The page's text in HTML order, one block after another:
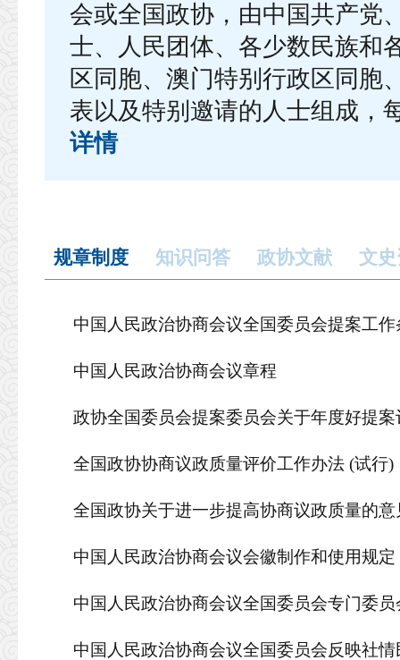
会或全国政协，由中国共产党
士、人民团体、各少数民族和
区同胞、澳门特别行政区同胞
表以及特别邀请的人士组成，
详情
规章制度 知识问答 政协文献 文
中国人民政治协商会议全国委员会提案工作
中国人民政治协商会议章程
政协全国委员会提案委员会关于年度好提
全国政协协商议政质量评价工作办法 (试行)
全国政协关于进一步提高协商议政质量的意
中国人民政治协商会议会徽制作和使用规定
中国人民政治协商会议全国委员会专门委员
中国人民政治协商会议全国委员会反映社